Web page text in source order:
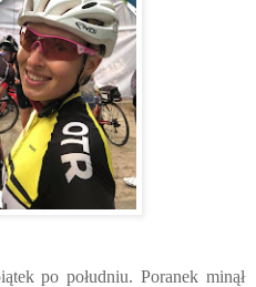
po południu. Poranek minął